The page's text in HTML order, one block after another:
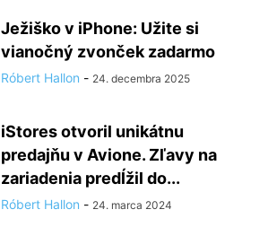
Ježiško v iPhone: Užite si
vianočný zvonček zadarmo
Róbert Hallon - 24. decembra 2025
iStores otvoril unikátnu
predajňu v Avione. Zľavy na
zariadenia predĺžil do...
Róbert Hallon - 24. marca 2024